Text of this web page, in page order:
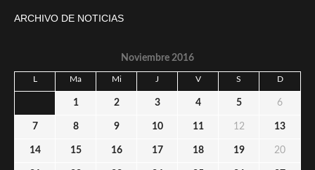
ARCHIVO DE NOTICIAS
Noviembre 2016
L Ma Mi J V S D
1 2 3 4 5 6
7 8 9 10 11 12 13
14 15 16 17 18 19 20